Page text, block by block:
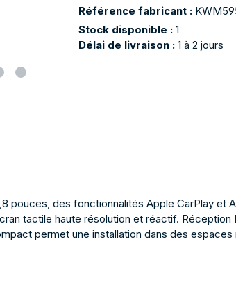
Référence fabricant :
Stock disponible : 1
Délai de livraison : 1 à 2 jours
des fonctionnalités Apple CarPlay et
tactile haute résolution et réactif. Réception
permet une installation dans des